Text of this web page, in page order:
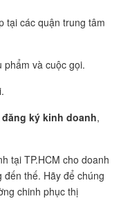
tại các quận trung tâm
phẩm và cuộc gọi.
đăng ký kinh doanh,
tại TP.HCM cho doanh
thế. Hãy để chúng
chinh phục thị